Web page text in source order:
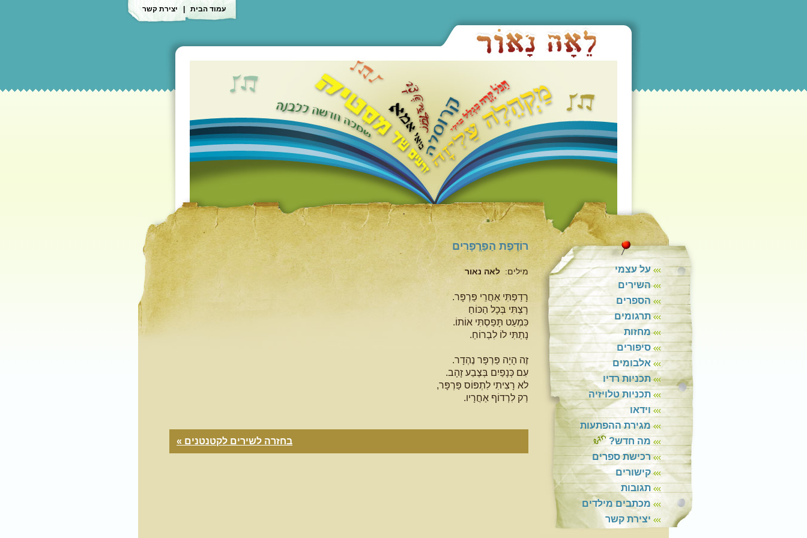
עמוד הבית יצירת קשר
על עצמי
השירים
הספרים
תרגומים
מחזות
סיפורים
אלבומים
תכניות רדיו
תכניות טלויזיה
וידאו
מגירת ההפתעות
מה חדש?
רכישת ספרים
קישורים
תגובות
מכתבים מילדים
יצירת קשר
רוֹדֶפֶת הַפַּרֱפָּרִים
מילים: לאה נאור
רָדַפְתִּי אַחֲרֵי פַּרְפָּר.
רָצְתִּי בְּכָל הַכּוֹחַ
כִּמְעַט תָּפַסְתִּי אוֹתוֹ.
נָתַתִּי לוֹ לִבְרוֹחַ.
זֶה הָיָה פַּרְפָּר נֶהְדָר.
עִם כְּנָפַיִם בְּצֶבַע זָהָב.
לא רָצִיתִי לִתְפּוֹס פַּרְפָּר,
רַק לִרְדוֹף אַחֲרָיו.
בחזרה לשירים לקטנטנים »